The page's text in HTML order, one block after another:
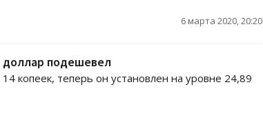
6 марта 2020, 20:20
доллар подешевел
копеек, теперь он установлен на уровне 24,89